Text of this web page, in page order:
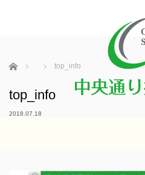
ホーム top_info
top_info
2018.07.18